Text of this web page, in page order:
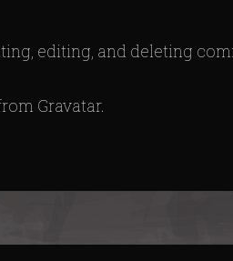
editing, and deleting
Gravatar.